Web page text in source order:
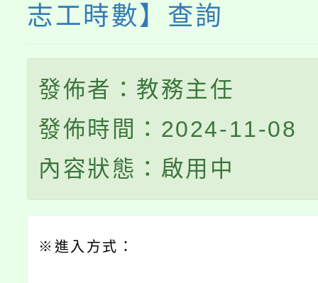
志工時數】查詢
發佈者：教務主任
發佈時間：2024-11-08
內容狀態：啟用中
※ 進入方式：